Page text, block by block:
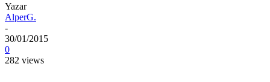
Yazar
AlperG.
-
30/01/2015
0
282 views